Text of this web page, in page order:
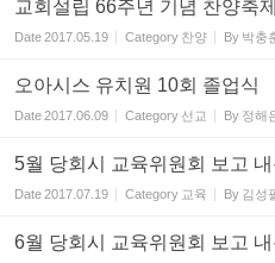
교회설립 66주년 기념 찬양축
Date2017.05.19 Category 찬양 By 박충
오아시스 유치원 10회 졸업식
Date2017.06.09 Category 선교 By 정해
5월 당회시 교육위원회 보고
Date2017.07.19 Category 교육 By 김성
6월 당회시 교육위원회 보고 내